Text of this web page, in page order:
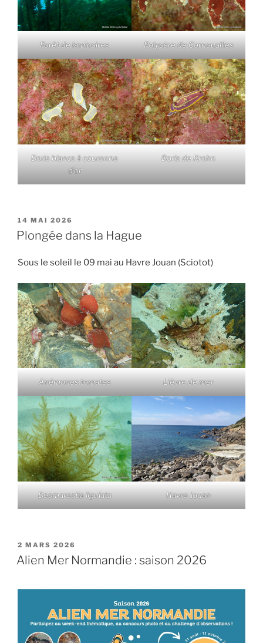
Forêt de laminaires Polycère de Cornouailles
Doris blancs à couronne
d’or
Doris de Krohn
PUBLIÉ
LE
14 MAI 2026
Plongée dans la Hague
Sous le soleil le 09 mai au Havre Jouan (Sciotot)
Anémones tomates Lièvre de mer
Desmarestia ligulata Havre Jouan
PUBLIÉ
LE
2 MARS 2026
Alien Mer Normandie : saison 2026